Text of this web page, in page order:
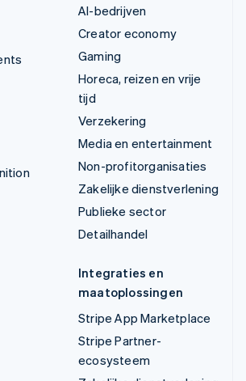
AI-bedrijven
Creator economy
Gaming
Horeca, reizen en vrije
tijd
Verzekering
Media en entertainment
Non-profitorganisaties
Zakelijke dienstverlening
Publieke sector
Detailhandel
Integraties en
maatoplossingen
Stripe App Marketplace
Stripe Partner-
ecosysteem